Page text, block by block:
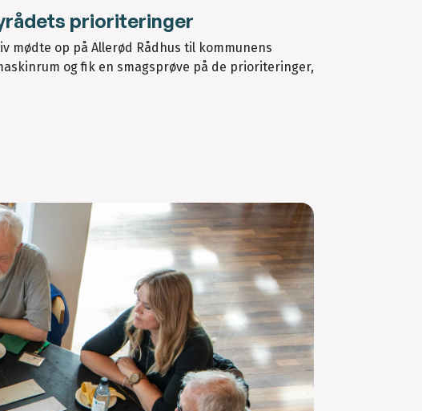
prioriteringer
op på Allerød Rådhus til kommunens
og fik en smagsprøve på de prioriteringer,